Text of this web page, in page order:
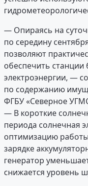
— Опираясь на
по середину
позволяют
обеспечить
электроэнергии, —
по содержанию
ФГБУ «Северное
— В короткие
периода солнечная
оптимизацию
зарядке
генератор
снижается уровень